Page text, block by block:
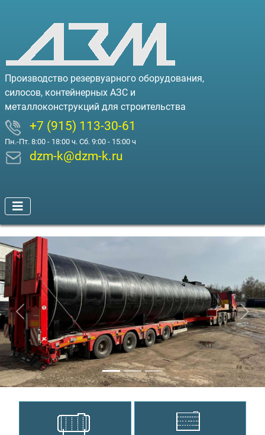
Производство резервуарного оборудования,
силосов, контейнерных АЗС и
металлоконструкций для строительства
+7 (915) 113-30-61
Пн.-Пт. 8:00 - 18:00 ч. Сб. 9:00 - 15:00 ч
dzm-k@dzm-k.ru
Предыдущий